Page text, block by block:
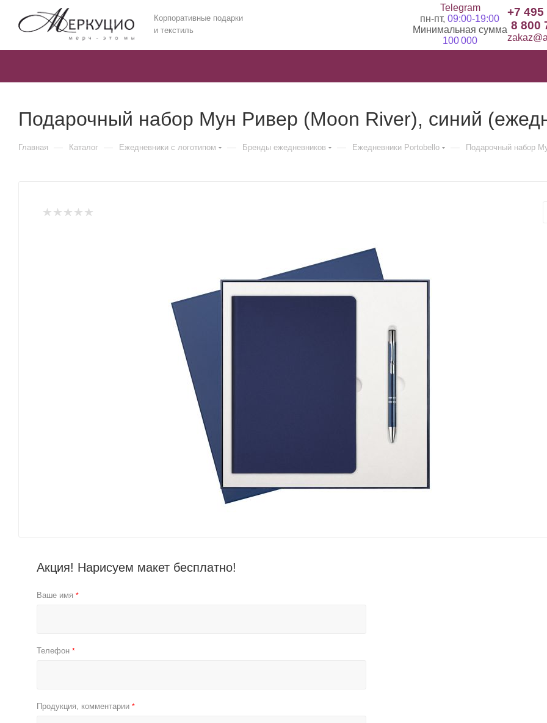
Корпоративные подарки
и текстиль
Telegram
пн-пт, 09:00-19:00
Минимальная сумма
100 000
+7 495
8 800
Подарочный набор Мун Ривер (Moon River), синий
Главная — Каталог — Ежедневники c логотипом — Бренды ежедневников — Ежедневники Portobello — Подарочный набор
Акция! Нарисуем макет бесплатно!
Ваше имя *
Телефон *
Продукция, комментарии *